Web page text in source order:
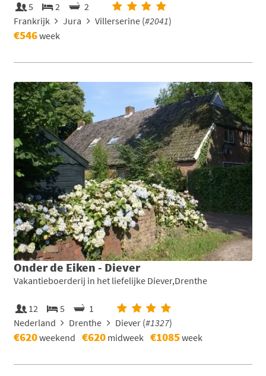
5 2
2
Frankrijk
Jura Villerserine (#2041)
€546week
Onder de Eiken - Diever
Vakantieboerderij in het liefelijke Diever,Drenthe
12 5
1
Nederland
Drenthe Diever (#1327)
€620weekend €620 midweek €1085week